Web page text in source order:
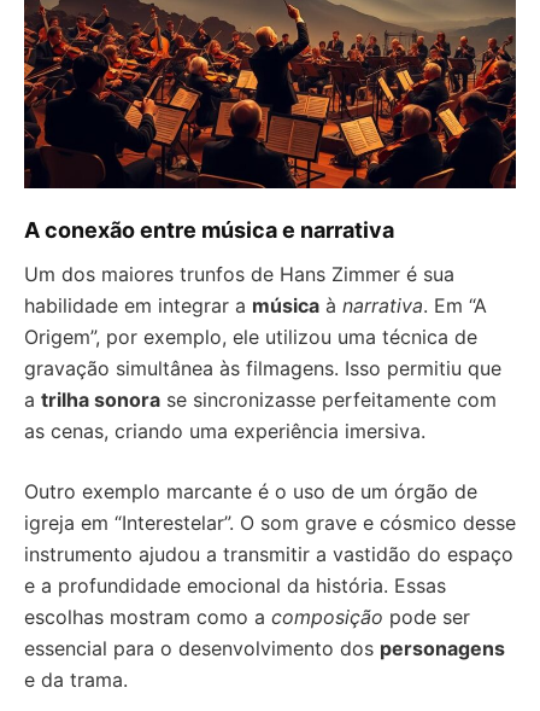
A conexão entre música e narrativa
Um dos maiores trunfos de Hans Zimmer é sua
habilidade em integrar a música à narrativa. Em “A
Origem”, por exemplo, ele utilizou uma técnica de
gravação simultânea às filmagens. Isso permitiu que
a trilha sonora se sincronizasse perfeitamente com
as cenas, criando uma experiência imersiva.
Outro exemplo marcante é o uso de um órgão de
igreja em “Interestelar”. O som grave e cósmico desse
instrumento ajudou a transmitir a vastidão do espaço
e a profundidade emocional da história. Essas
escolhas mostram como a composição pode ser
essencial para o desenvolvimento dos personagens
e da trama.